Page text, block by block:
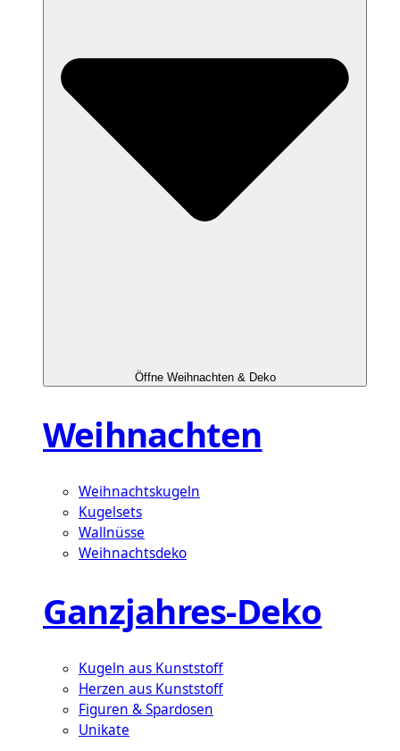
Öffne Weihnachten & Deko
Weihnachten
Weihnachtskugeln
Kugelsets
Wallnüsse
Weihnachtsdeko
Ganzjahres-Deko
Kugeln aus Kunststoff
Herzen aus Kunststoff
Figuren & Spardosen
Unikate